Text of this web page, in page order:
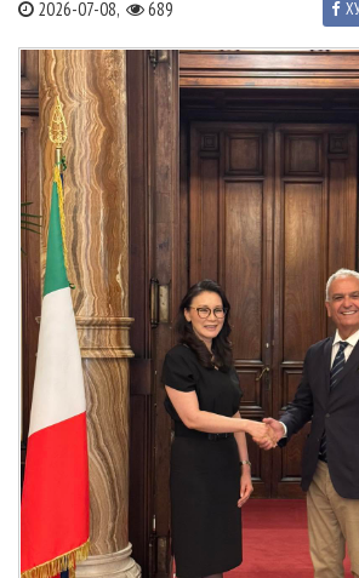
2026-07-08, 689